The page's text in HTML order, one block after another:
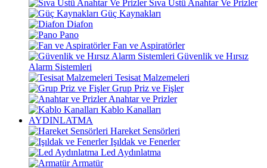
Sıva Üstü Anahtar Ve Prizler
Güç Kaynakları
Diafon
Pano
Fan ve Aspiratörler
Güvenlik ve Hırsız
Alarm Sistemleri
Tesisat Malzemeleri
Grup Priz ve Fişler
Anahtar ve Prizler
Kablo Kanalları
AYDINLATMA
Hareket Sensörleri
Işıldak ve Fenerler
Led Aydınlatma
Armatür